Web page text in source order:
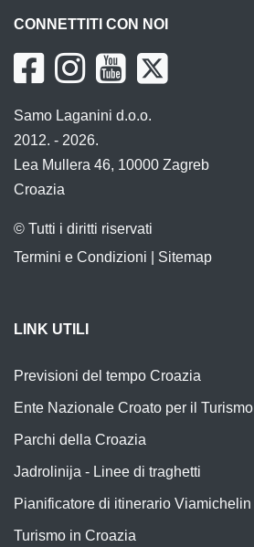
CONNETTITI CON NOI
Samo Laganini d.o.o.
2012. - 2026.
Lea Mullera 46, 10000 Zagreb
Croazia
© Tutti i diritti riservati
Termini e Condizioni
Sitemap
LINK UTILI
Previsioni del tempo Croazia
Ente Nazionale Croato per il Turismo
Parchi della Croazia
Jadrolinija - Linee di traghetti
Pianificatore di itinerario Viamichelin
Turismo in Croazia